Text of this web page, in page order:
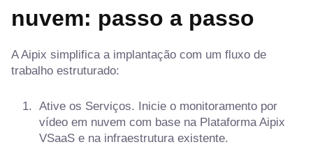
nuvem: passo a passo
A Aipix simplifica a implantação com um fluxo de
trabalho estruturado:
Ative os Serviços. Inicie o monitoramento por
vídeo em nuvem com base na Plataforma Aipix
VSaaS e na infraestrutura existente.